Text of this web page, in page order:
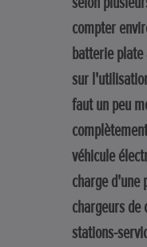
compter
batterie
sur
faut un peu
véhicule
charge d'une
chargeurs de
stations-